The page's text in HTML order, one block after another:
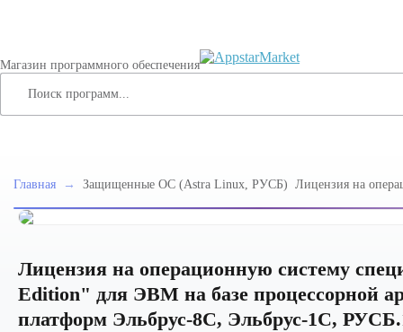
Магазин программного обеспечения
Главная → Защищенные ОС (Astra Linux, РУСБ) Лицензия на
Edition" для ЭВМ
срок действ
Лицензия на операционную систему
Edition" для ЭВМ на базе процессорной
платформ Эльбрус-8С, Эльбрус-1С,